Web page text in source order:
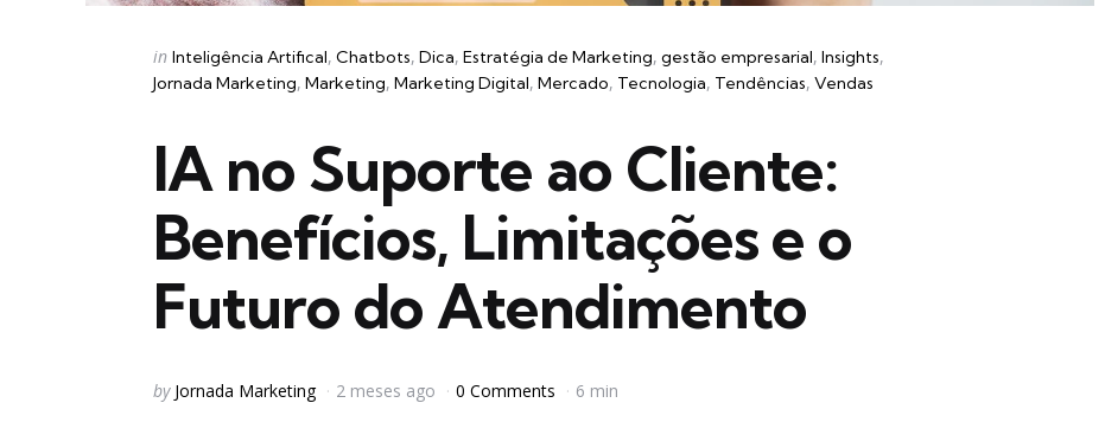
Categories
Posted
in
in Inteligência Artifical Chatbots Dica Estratégia de Marketing gestão empresarial Insights
Jornada Marketing Marketing Marketing Digital Mercado Tecnologia Tendências Vendas
IA no Suporte ao Cliente:
Benefícios, Limitações e o
Futuro do Atendimento
Posted
by Jornada Marketing 2 meses ago 0 Comments 6 min